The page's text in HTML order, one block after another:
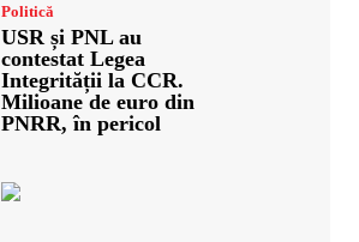
Politică
USR și PNL au
contestat Legea
Integrității la CCR.
Milioane de euro din
PNRR, în pericol